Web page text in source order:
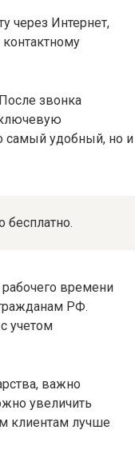
через Интернет,
звонка
самый удобный, но и
бесплатно.
времени
РФ.
учетом
важно
увеличить
клиентам лучше